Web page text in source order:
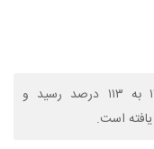
تورم نقطه‌به‌نقطه کالاها در اردیبهشت ۱۴۰۵ به ۱۱۳ درصد رسید و
است.